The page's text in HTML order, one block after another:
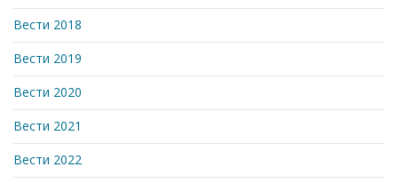
Вести 2018
Вести 2019
Вести 2020
Вести 2021
Вести 2022